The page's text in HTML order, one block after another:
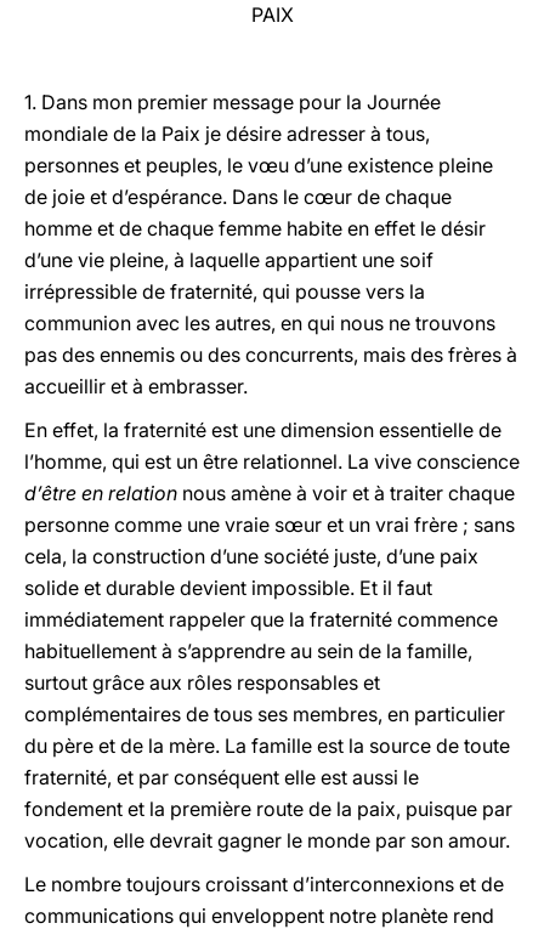
PAIX
1. Dans mon premier message pour la Journée
mondiale de la Paix je désire adresser à tous,
personnes et peuples, le vœu d’une existence pleine
de joie et d’espérance. Dans le cœur de chaque
homme et de chaque femme habite en effet le désir
d’une vie pleine, à laquelle appartient une soif
irrépressible de fraternité, qui pousse vers la
communion avec les autres, en qui nous ne trouvons
pas des ennemis ou des concurrents, mais des frères à
accueillir et à embrasser.
En effet, la fraternité est une dimension essentielle de
l’homme, qui est un être relationnel. La vive conscience
d’être en relation nous amène à voir et à traiter chaque
personne comme une vraie sœur et un vrai frère ; sans
cela, la construction d’une société juste, d’une paix
solide et durable devient impossible. Et il faut
immédiatement rappeler que la fraternité commence
habituellement à s’apprendre au sein de la famille,
surtout grâce aux rôles responsables et
complémentaires de tous ses membres, en particulier
du père et de la mère. La famille est la source de toute
fraternité, et par conséquent elle est aussi le
fondement et la première route de la paix, puisque par
vocation, elle devrait gagner le monde par son amour.
Le nombre toujours croissant d’interconnexions et de
communications qui enveloppent notre planète rend